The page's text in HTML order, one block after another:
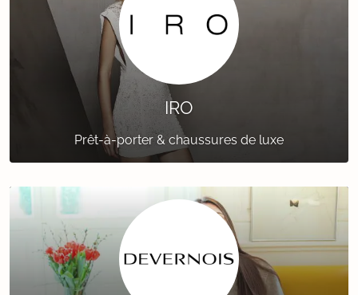
IRO
Prêt-à-porter & chaussures de luxe